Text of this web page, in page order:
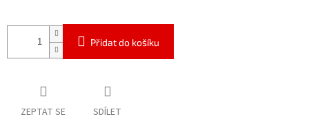
Přidat do košíku
ZEPTAT SE SDÍLET